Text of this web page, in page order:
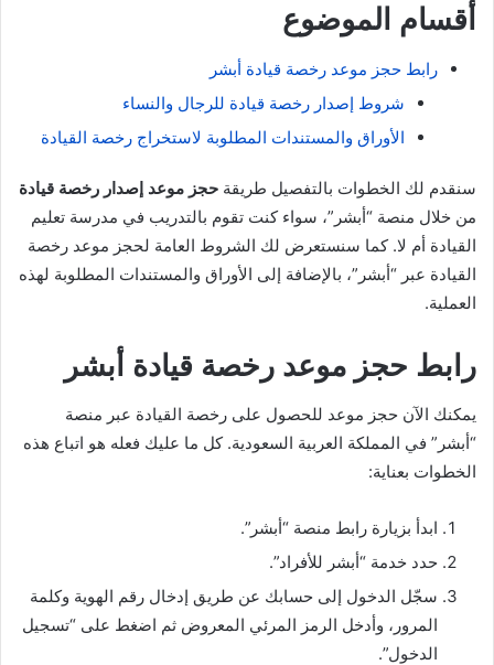
أقسام الموضوع
رابط حجز موعد رخصة قيادة أبشر
شروط إصدار رخصة قيادة للرجال والنساء
الأوراق والمستندات المطلوبة لاستخراج رخصة القيادة
سنقدم لك الخطوات بالتفصيل طريقة حجز موعد إصدار رخصة قيادة
من خلال منصة “أبشر”، سواء كنت تقوم بالتدريب في مدرسة تعليم
القيادة أم لا. كما سنستعرض لك الشروط العامة لحجز موعد رخصة
القيادة عبر “أبشر”، بالإضافة إلى الأوراق والمستندات المطلوبة لهذه
العملية.
رابط حجز موعد رخصة قيادة أبشر
يمكنك الآن حجز موعد للحصول على رخصة القيادة عبر منصة
“أبشر” في المملكة العربية السعودية. كل ما عليك فعله هو اتباع هذه
الخطوات بعناية:
ابدأ بزيارة رابط منصة “أبشر”.
حدد خدمة “أبشر للأفراد”.
سجّل الدخول إلى حسابك عن طريق إدخال رقم الهوية وكلمة
المرور، وأدخل الرمز المرئي المعروض ثم اضغط على “تسجيل
الدخول”.